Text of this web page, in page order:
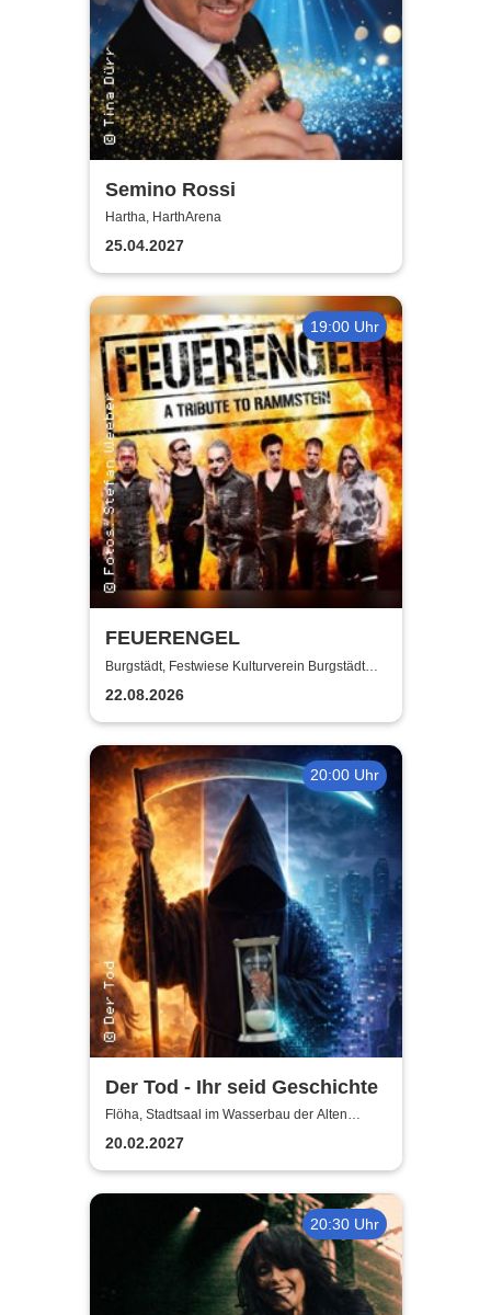
Semino Rossi
Hartha, HarthArena
25.04.2027
19:00 Uhr
FEUERENGEL
Burgstädt, Festwiese Kulturverein Burgstädt
e.V.
22.08.2026
20:00 Uhr
Der Tod - Ihr seid Geschichte
Flöha, Stadtsaal im Wasserbau der Alten
Baumwolle
20.02.2027
20:30 Uhr